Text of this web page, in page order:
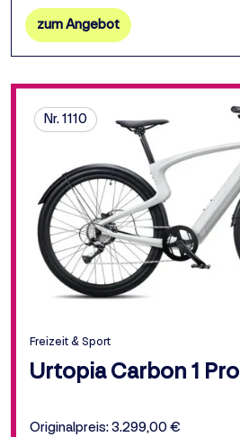
zum Angebot
Nr. 1110
Freizeit & Sport
Urtopia Carbon 1 Pro
Originalpreis: 3.299,00 €